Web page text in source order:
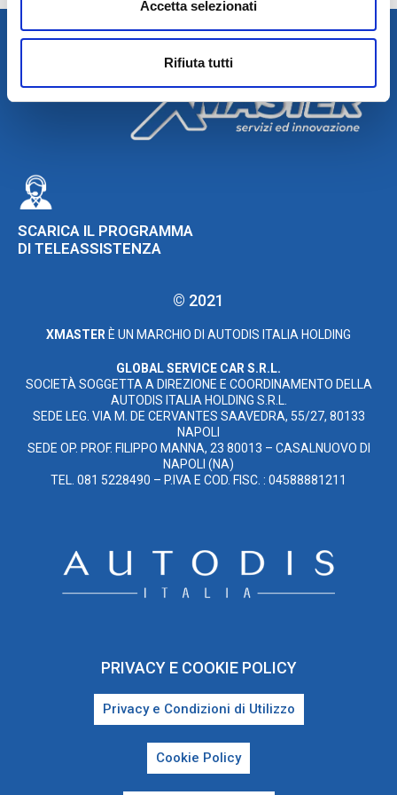
Accetta selezionati
Rifiuta tutti
SCARICA IL PROGRAMMA
DI TELEASSISTENZA
© 2021
XMASTER È UN MARCHIO DI AUTODIS ITALIA HOLDING
GLOBAL SERVICE CAR S.R.L.
SOCIETÀ SOGGETTA A DIREZIONE E COORDINAMENTO DELLA
AUTODIS ITALIA HOLDING S.R.L.
SEDE LEG. VIA M. DE CERVANTES SAAVEDRA, 55/27, 80133
NAPOLI
SEDE OP. PROF. FILIPPO MANNA, 23 80013 – CASALNUOVO DI
NAPOLI (NA)
TEL. 081 5228490 – P.IVA E COD. FISC. : 04588881211
PRIVACY E COOKIE POLICY
Privacy e Condizioni di Utilizzo
Cookie Policy